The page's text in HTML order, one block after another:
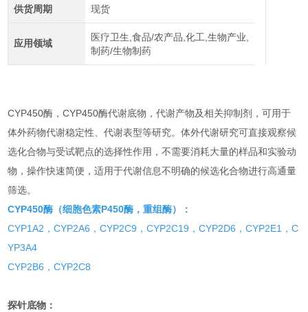
供货周期 现货
应用领域
医疗卫生,食品/农产品,化工,生物产业,
制药/生物制药
CYP450酶，CYP450酶代谢底物，代谢产物及相关抑制剂，可用于
体外药物代谢稳定性、代谢表型等研究。体外代谢研究可直接观察候
选化合物与受试靶点的选择性作用，不需要消耗大量的样品和实验动
物，操作快速简便，适用于代谢信息不明确的候选化合物进行高通量
筛选。
CYP450酶（细胞色素P450酶，重组酶）：
CYP1A2，CYP2A6，CYP2C9，CYP2C19，CYP2D6，CYP2E1，C
YP3A4
CYP2B6，CYP2C8
探针底物：